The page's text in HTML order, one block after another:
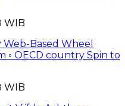
WIB
Based Wheel
◦ OECD country Spin to
WIB